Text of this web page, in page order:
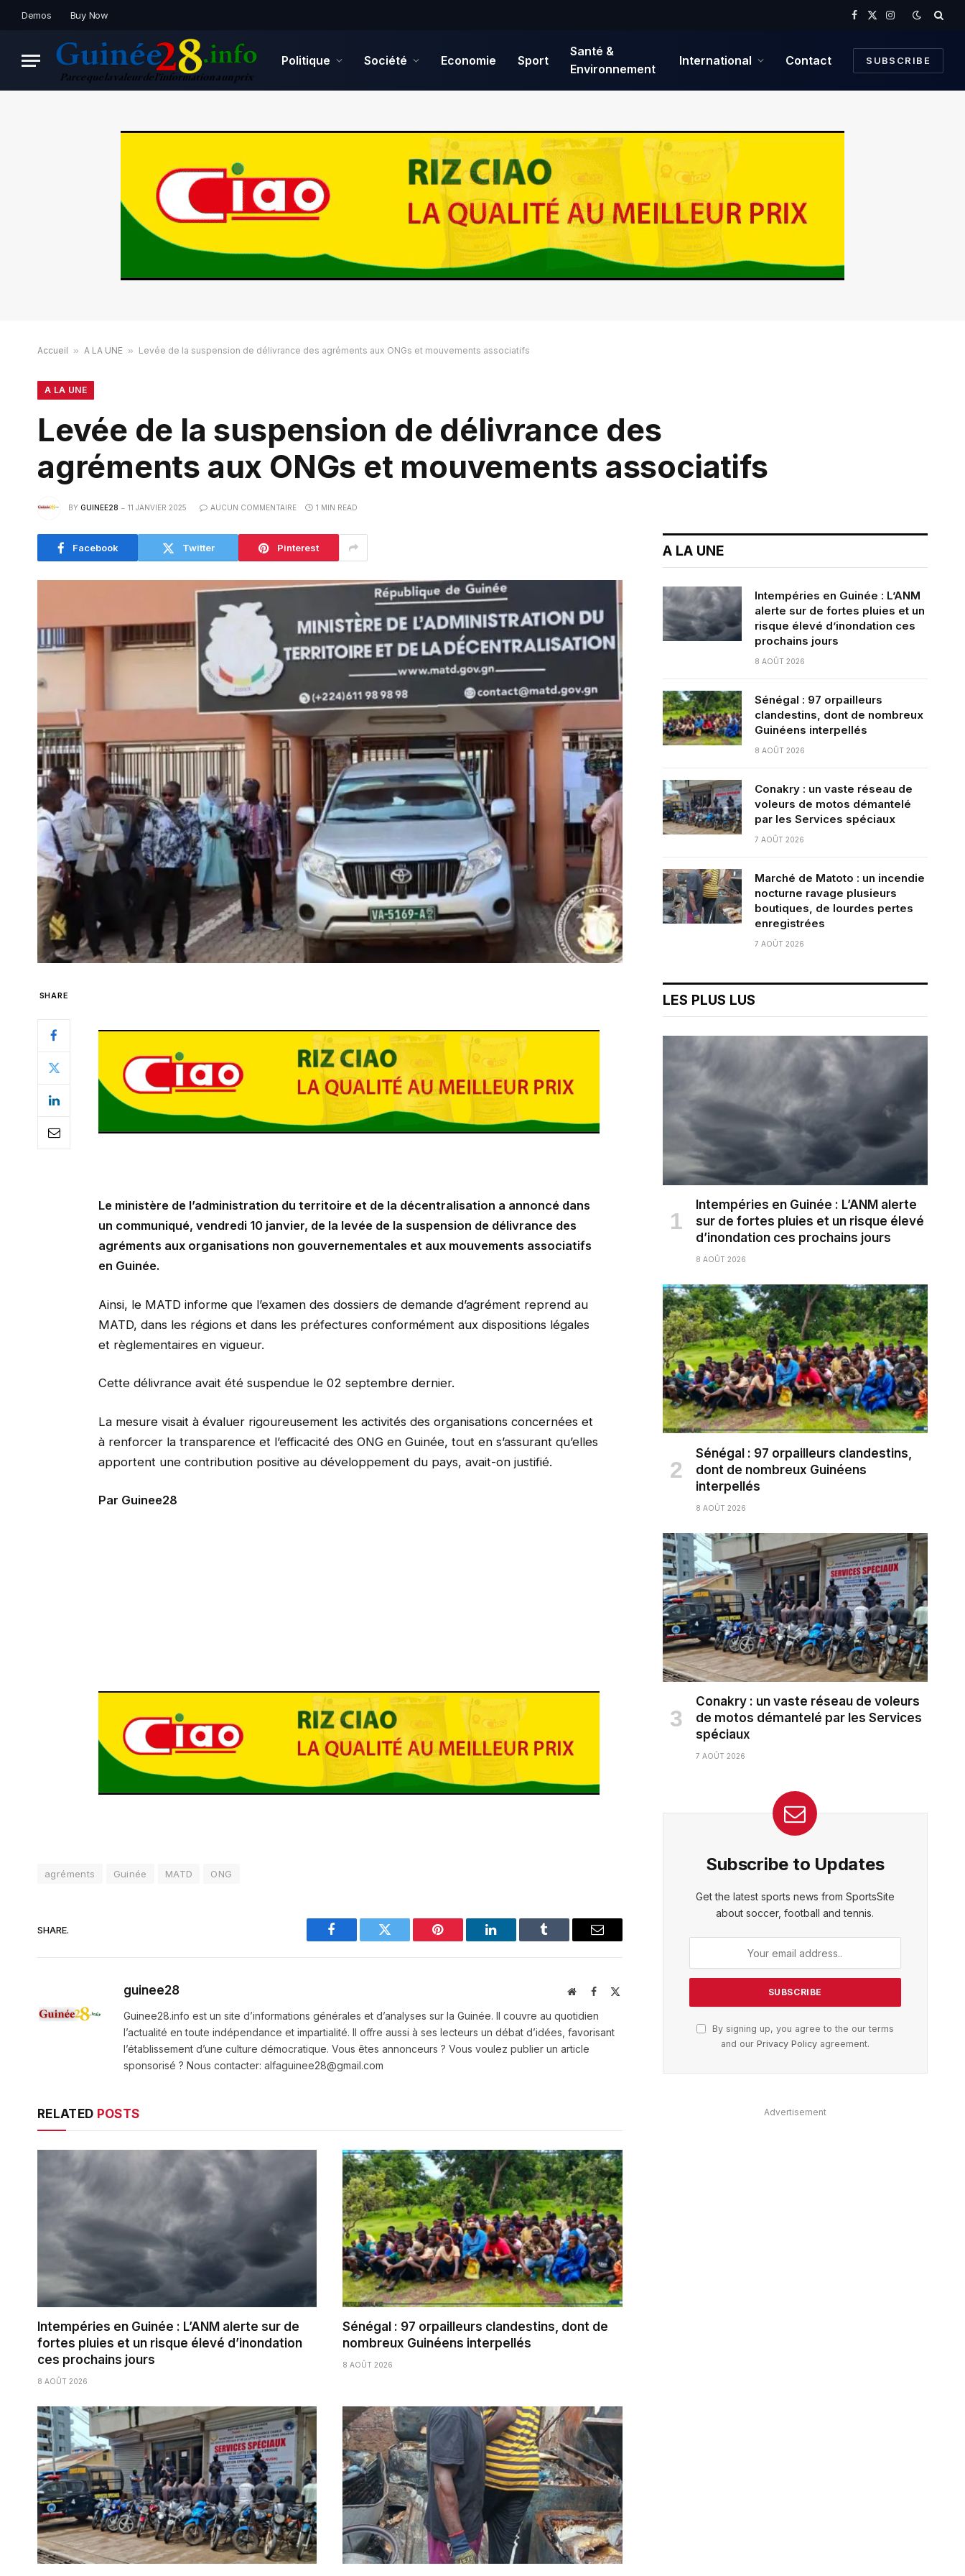
Demos Buy Now
Facebook
X
Instagram
Politique Société Economie Sport
Santé &
Environnement
International Contact SUBSCRIBE
Accueil » A LA UNE » Levée de la suspension de délivrance des agréments aux ONGs et mouvements associatifs
A LA UNE
Levée de la suspension de délivrance des
agréments aux ONGs et mouvements associatifs
BY GUINEE28 11 JANVIER 2025 AUCUN COMMENTAIRE 1 MIN READ
Facebook Twitter Pinterest
SHARE
Le ministère de l’administration du territoire et de la décentralisation a annoncé dans
un communiqué, vendredi 10 janvier, de la levée de la suspension de délivrance des
agréments aux organisations non gouvernementales et aux mouvements associatifs
en Guinée.
Ainsi, le MATD informe que l’examen des dossiers de demande d’agrément reprend au
MATD, dans les régions et dans les préfectures conformément aux dispositions légales
et règlementaires en vigueur.
Cette délivrance avait été suspendue le 02 septembre dernier.
La mesure visait à évaluer rigoureusement les activités des organisations concernées et
à renforcer la transparence et l’efficacité des ONG en Guinée, tout en s’assurant qu’elles
apportent une contribution positive au développement du pays, avait-on justifié.
Par Guinee28
agréments Guinée MATD ONG
SHARE.
Facebook Twitter Pinterest LinkedIn Tumblr Email
guinee28 WebsiteFacebook
X
Guinee28.info est un site d’informations générales et d’analyses sur la Guinée. Il couvre au quotidien
l’actualité en toute indépendance et impartialité. Il offre aussi à ses lecteurs un débat d’idées, favorisant
l’établissement d’une culture démocratique. Vous êtes annonceurs ? Vous voulez publier un article
sponsorisé ? Nous contacter: alfaguinee28@gmail.com
RELATED POSTS
Intempéries en Guinée : L’ANM alerte sur de
fortes pluies et un risque élevé d’inondation
ces prochains jours
8 AOÛT 2026
Sénégal : 97 orpailleurs clandestins, dont de
nombreux Guinéens interpellés
8 AOÛT 2026
A LA UNE
Intempéries en Guinée : L’ANM
alerte sur de fortes pluies et un
risque élevé d’inondation ces
prochains jours
8 AOÛT 2026
Sénégal : 97 orpailleurs
clandestins, dont de nombreux
Guinéens interpellés
8 AOÛT 2026
Conakry : un vaste réseau de
voleurs de motos démantelé
par les Services spéciaux
7 AOÛT 2026
Marché de Matoto : un incendie
nocturne ravage plusieurs
boutiques, de lourdes pertes
enregistrées
7 AOÛT 2026
LES PLUS LUS
Intempéries en Guinée : L’ANM alerte
sur de fortes pluies et un risque élevé
d’inondation ces prochains jours
8 AOÛT 2026
Sénégal : 97 orpailleurs clandestins,
dont de nombreux Guinéens
interpellés
8 AOÛT 2026
Conakry : un vaste réseau de voleurs
de motos démantelé par les Services
spéciaux
7 AOÛT 2026
Subscribe to Updates
Get the latest sports news from SportsSite
about soccer, football and tennis.
By signing up, you agree to the our terms
and our Privacy Policyagreement.
Advertisement